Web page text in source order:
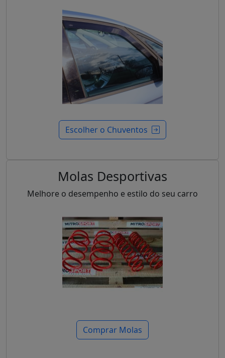
Escolher o Chuventos
Molas Desportivas
Melhore o desempenho e estilo do seu carro
Comprar Molas